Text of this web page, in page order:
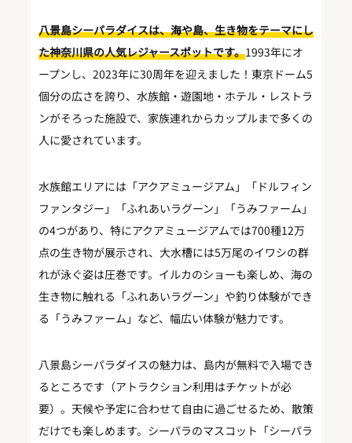
八景島シーパラダイスは、海や島、生き物をテーマにし
た神奈川県の人気レジャースポットです。1993年にオ
ープンし、2023年に30周年を迎えました！東京ドーム5
個分の広さを誇り、水族館・遊園地・ホテル・レストラ
ンがそろった施設で、家族連れからカップルまで多くの
人に愛されています。
水族館エリアには「アクアミュージアム」「ドルフィン
ファンタジー」「ふれあいラグーン」「うみファーム」
の4つがあり、特にアクアミュージアムでは700種12万
点の生き物が展示され、大水槽には5万尾のイワシの群
れが泳ぐ姿は圧巻です。イルカのショーも楽しめ、海の
生き物に触れる「ふれあいラグーン」や釣り体験ができ
る「うみファーム」など、幅広い体験が魅力です。
八景島シーパラダイスの魅力は、島内が無料で入場でき
るところです（アトラクション利用はチケットが必
要）。天候や予定に合わせて自由に過ごせるため、散策
だけでも楽しめます。シーパラのマスコット「シーパラ